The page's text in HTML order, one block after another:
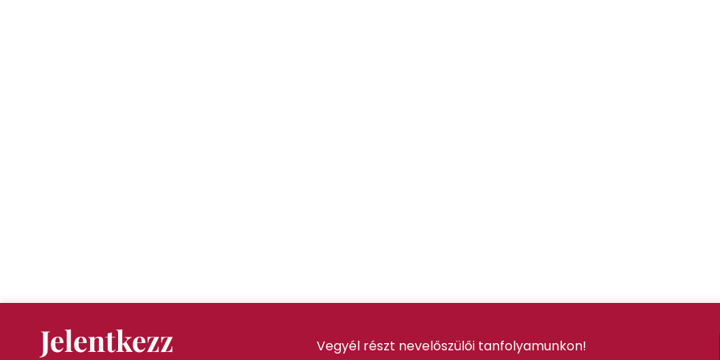
Jelentkezz
Vegyél részt nevelőszülői tanfolyamunkon!